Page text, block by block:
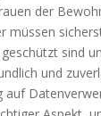
der
müssen
sind
und
auf